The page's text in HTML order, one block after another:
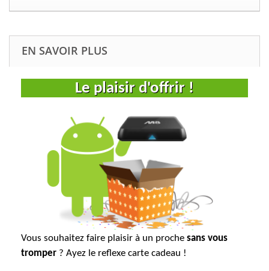
EN SAVOIR PLUS
Le plaisir d'offrir !
Vous souhaitez faire plaisir à un proche sans vous
tromper ? Ayez le reflexe carte cadeau !